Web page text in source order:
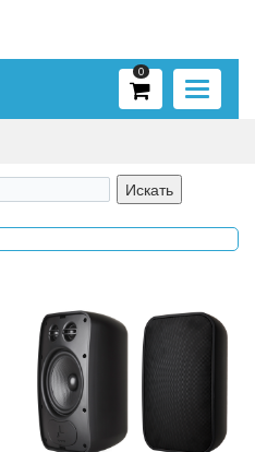
Toggle
0